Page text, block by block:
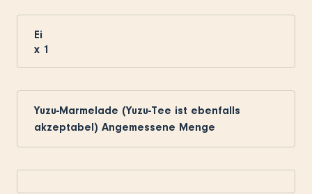
Ei
x 1
Yuzu-Marmelade (Yuzu-Tee ist ebenfalls
akzeptabel) Angemessene Menge